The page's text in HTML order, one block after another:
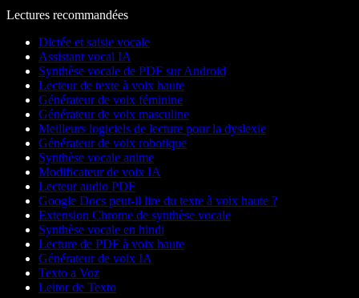
Lectures recommandées
Dictée et saisie vocale
Assistant vocal IA
Synthèse vocale de PDF sur Android
Lecteur de texte à voix haute
Générateur de voix féminine
Générateur de voix masculine
Meilleurs logiciels de lecture pour la dyslexie
Générateur de voix robotique
Synthèse vocale anime
Modificateur de voix IA
Lecteur audio PDF
Google Docs peut-il lire du texte à voix haute ?
Extension Chrome de synthèse vocale
Synthèse vocale en hindi
Lecture de PDF à voix haute
Générateur de voix IA
Texto a Voz
Leitor de Texto